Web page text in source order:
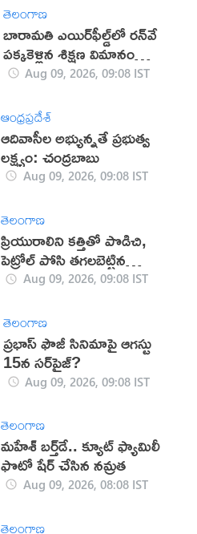
తెలంగాణ
బారామతి ఎయిర్‌ఫీల్డ్‌లో రన్‌వే
పక్కకెళ్లిన శిక్షణ విమానం
(వీడియో)
Aug 09, 2026, 09:08 IST
ఆంధ్రప్రదేశ్
ఆదివాసీల అభ్యున్నతే ప్రభుత్వ
లక్ష్యం: చంద్రబాబు
Aug 09, 2026, 09:08 IST
తెలంగాణ
ప్రియురాలిని కత్తితో పొడిచి,
పెట్రోల్ పోసి తగలబెట్టిన
ప్రియుడు!
Aug 09, 2026, 09:08 IST
తెలంగాణ
ప్రభాస్ ఫౌజీ సినిమాపై ఆగస్టు
15న సర్‌ప్రైజ్?
Aug 09, 2026, 09:08 IST
తెలంగాణ
మహేశ్‌ బర్త్‌డే.. క్యూట్‌ ఫ్యామిలీ
ఫొటో షేర్ చేసిన నమ్రత
Aug 09, 2026, 08:08 IST
తెలంగాణ